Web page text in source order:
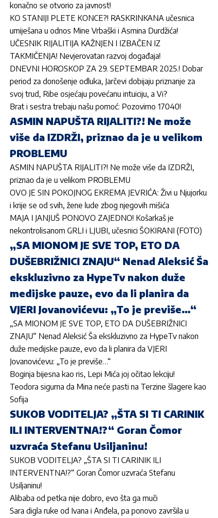
konačno se otvorio za javnost!
KO STANIJI PLETE KONCE?! RASKRINKANA učesnica
umiješana u odnos Mine Vrbaški i Asmina Durdžića!
UČESNIK RIJALITIJA KAŽNJEN I IZBAČEN IZ
TAKMIČENJA! Nevjerovatan razvoj događaja!
DNEVNI HOROSKOP ZA 29. SEPTEMBAR 2025.! Dobar
period za donošenje odluka, Jarčevi dobijaju priznanje za
svoj trud, Ribe osjećaju povećanu intuiciju, a Vi?
Brat i sestra trebaju našu pomoć: Pozovimo 17040!
ASMIN NAPUŠTA RIJALITI?! Ne može
više da IZDRŽI, priznao da je u velikom
PROBLEMU
ASMIN NAPUŠTA RIJALITI?! Ne može više da IZDRŽI,
priznao da je u velikom PROBLEMU
OVO JE SIN POKOJNOG EKREMA JEVRIĆA: Živi u Njujorku
i krije se od svih, žene lude zbog njegovih mišića
MAJA I JANJUŠ PONOVO ZAJEDNO! Košarkaš je
nekontrolisanom GRLI i LJUBI, učesnici ŠOKIRANI (FOTO)
„SA MIONOM JE SVE TOP, ETO DA
DUŠEBRIŽNICI ZNAJU“ Nenad Aleksić Ša
ekskluzivno za HypeTv nakon duže
medijske pauze, evo da li planira da
VJERI Jovanovićevu: „To je previše…“
„SA MIONOM JE SVE TOP, ETO DA DUŠEBRIŽNICI
ZNAJU“ Nenad Aleksić Ša ekskluzivno za HypeTv nakon
duže medijske pauze, evo da li planira da VJERI
Jovanovićevu: „To je previše…“
Boginja bijesna kao ris, Lepi Mića joj očitao lekciju!
Teodora sigurna da Mina neće pasti na Terzine šlagere kao
Sofija
SUKOB VODITELJA? „ŠTA SI TI CARINIK
ILI INTERVENTNA!?“ Goran Čomor
uzvraća Stefanu Usiljaninu!
SUKOB VODITELJA? „ŠTA SI TI CARINIK ILI
INTERVENTNA!?“ Goran Čomor uzvraća Stefanu
Usiljaninu!
Alibaba od petka nije dobro, evo šta ga muči
Sara digla ruke od Ivana i Anđela, pa ponovo završila u